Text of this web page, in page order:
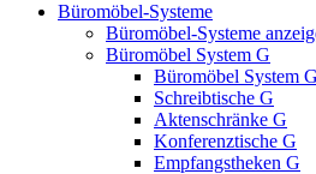
Büromöbel-Systeme
Büromöbel-Systeme
Büromöbel System G
Büromöbel System
Schreibtische G
Aktenschränke G
Konferenztische G
Empfangstheken G